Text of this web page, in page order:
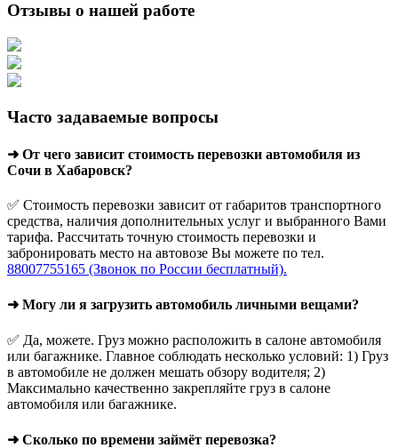
Отзывы о нашей работе
Часто задаваемые вопросы
➜ От чего зависит стоимость перевозки автомобиля из
Сочи в Хабаровск?
✅ Стоимость перевозки зависит от габаритов транспортного
средства, наличия дополнительных услуг и выбранного Вами
тарифа. Рассчитать точную стоимость перевозки и
забронировать место на автовозе Вы можете по тел.
88007755165 (Звонок по России бесплатный).
➜ Могу ли я загрузить автомобиль личными вещами?
✅ Да, можете. Груз можно расположить в салоне автомобиля
или багажнике. Главное соблюдать несколько условий: 1) Груз
в автомобиле не должен мешать обзору водителя; 2)
Максимально качественно закрепляйте груз в салоне
автомобиля или багажнике.
➜ Сколько по времени займёт перевозка?